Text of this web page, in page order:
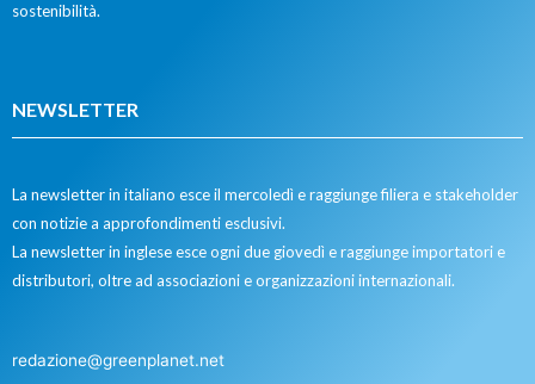
sostenibilità.
NEWSLETTER
La newsletter in italiano esce il mercoledì e raggiunge filiera e stakeholder
con notizie a approfondimenti esclusivi.
La newsletter in inglese esce ogni due giovedì e raggiunge importatori e
distributori, oltre ad associazioni e organizzazioni internazionali.
redazione@greenplanet.net